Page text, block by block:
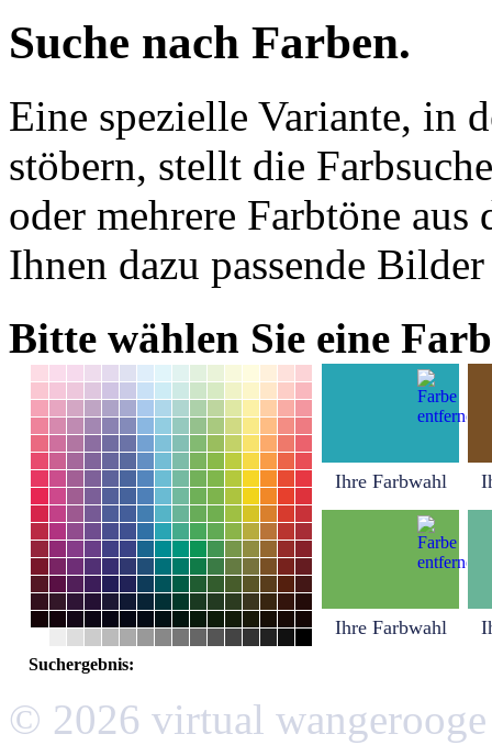
Suche nach Farben.
Eine spezielle Variante, in
stöbern, stellt die
oder mehrere Farbtöne
Ihnen dazu passende
Bitte wählen Sie eine
Ihre Farbwahl
Ihre Farbwahl
Suchergebnis:
© 2026 virtual wangerooge